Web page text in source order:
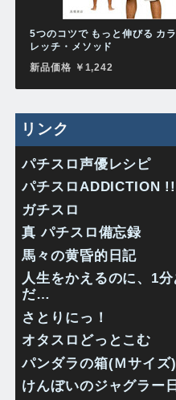
5つのコツで もっと伸びる カ
レッチ・メソッド
新品価格 ￥1,242
リンク
パチスロ声優レシピ
パチスロADDICTION !!
ガチスロ
真 パチスロ備忘録
馬々の黄昏的日記
人生をかえるのに、1
だ…
さとりにっ！
オタスロどっとこむ
パンダラの箱(Ｍサイズ)
けんぼいのジャグラー